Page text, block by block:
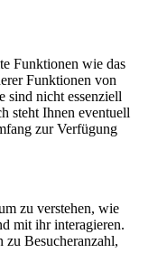
Funktionen wie das
Funktionen von
sind nicht essenziell
steht Ihnen eventuell
zur Verfügung
zu verstehen, wie
mit ihr interagieren.
Besucheranzahl,